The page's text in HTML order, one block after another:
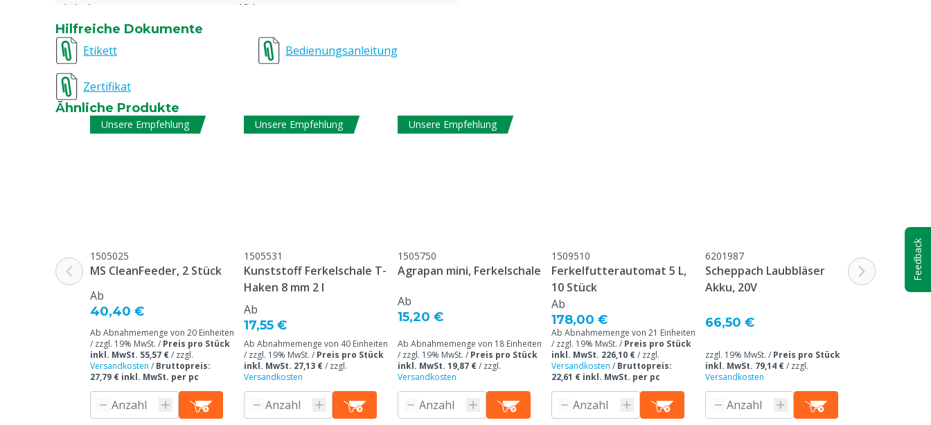
Inhalt
19 kg
Stückzahl
Modell
1x Palette: 18x 19 kg
Hilfreiche Dokumente
Etikett
Bedienungsanleitung
Zertifikat
Ähnliche Produkte
Unsere Empfehlung
1505025
MS CleanFeeder, 2 Stück
Ab
40,40 €
Ab Abnahmemenge von 20 Einheiten
/ zzgl. 19% MwSt. / Preis pro Stück
inkl. MwSt. 55,57 €/ zzgl.
Versandkosten / Bruttopreis:
27,79 € inkl. MwSt. per pc
Unsere Empfehlung
1505531
Kunststoff Ferkelschale T-
Haken 8 mm 2 l
Ab
17,55 €
Ab Abnahmemenge von 40 Einheiten
/ zzgl. 19% MwSt. / Preis pro Stück
inkl. MwSt. 27,13 €/ zzgl.
Versandkosten
Unsere Empfehlung
1505750
Agrapan mini, Ferkelschale
Ab
15,20 €
Ab Abnahmemenge von 18 Einheiten
/ zzgl. 19% MwSt. / Preis pro Stück
inkl. MwSt. 19,87 €/ zzgl.
Versandkosten
1509510
Ferkelfutterautomat 5 L,
10 Stück
Ab
178,00 €
Ab Abnahmemenge von 21 Einheiten
/ zzgl. 19% MwSt. / Preis pro Stück
inkl. MwSt. 226,10 €/ zzgl.
Versandkosten / Bruttopreis:
22,61 € inkl. MwSt. per pc
6201987
Scheppach Laubbläser
Akku, 20V
66,50 €
zzgl. 19% MwSt. / Preis pro Stück
inkl. MwSt. 79,14 €/ zzgl.
Versandkosten
M1509622
FerkelnapfFeedback